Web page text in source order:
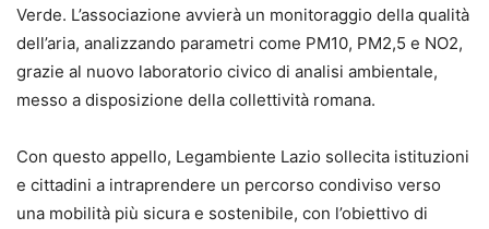
Verde. L’associazione avvierà un monitoraggio della qualità
dell’aria, analizzando parametri come PM10, PM2,5 e NO2,
grazie al nuovo laboratorio civico di analisi ambientale,
messo a disposizione della collettività romana.
Con questo appello, Legambiente Lazio sollecita istituzioni
e cittadini a intraprendere un percorso condiviso verso
una mobilità più sicura e sostenibile, con l’obiettivo di